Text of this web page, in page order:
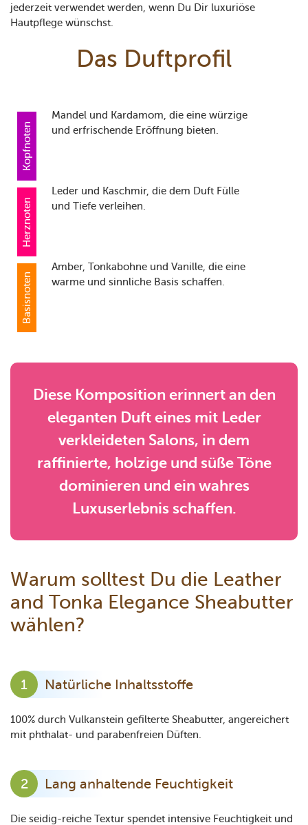
jederzeit verwendet werden, wenn Du Dir luxuriöse
Hautpflege wünschst.
Das Duftprofil
Kopfnoten
Mandel und Kardamom, die eine würzige
und erfrischende Eröffnung bieten.
Herznoten
Leder und Kaschmir, die dem Duft Fülle
und Tiefe verleihen.
Basisnoten
Amber, Tonkabohne und Vanille, die eine
warme und sinnliche Basis schaffen.
Diese Komposition erinnert an den
eleganten Duft eines mit Leder
verkleideten Salons, in dem
raffinierte, holzige und süße Töne
dominieren und ein wahres
Luxuserlebnis schaffen.
Warum solltest Du die Leather
and Tonka Elegance Sheabutter
wählen?
Natürliche Inhaltsstoffe
100% durch Vulkanstein gefilterte Sheabutter, angereichert
mit phthalat- und parabenfreien Düften.
Lang anhaltende Feuchtigkeit
Die seidig-reiche Textur spendet intensive Feuchtigkeit und